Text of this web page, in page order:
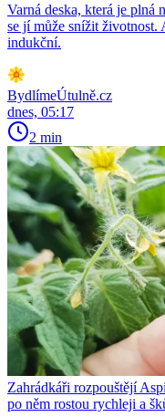
Varná deska, která je plná
se jí může snížit životnost.
indukční.
BydlímeÚtulně.cz
dnes, 05:17
2 min
Zahrádkáři rozpouštějí
po něm rostou rychleji a